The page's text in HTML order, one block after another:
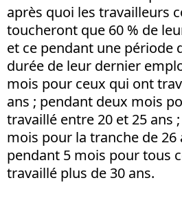
après quoi les travailleurs
toucheront que 60 % de
et ce pendant une période
durée de leur dernier
mois pour ceux qui ont
ans ; pendant deux mois
travaillé entre 20 et 25 ans
mois pour la tranche de 26
pendant 5 mois pour tous
travaillé plus de 30 ans.